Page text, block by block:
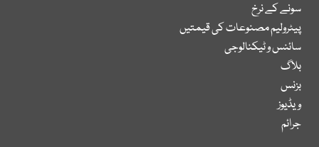
سونے کے نرخ
پیٹرولیم مصنوعات کی قیمتیں
سائنس و ٹیکنالوجی
بلاگ
بزنس
ویڈیوز
جرائم